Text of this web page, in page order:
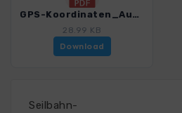
GPS-Koordinaten_Ausgangspunkte_WF_FernwanderwegE1DeutschlandNord_4551_2.pdf
28.99 KB
Download
Seilbahn-